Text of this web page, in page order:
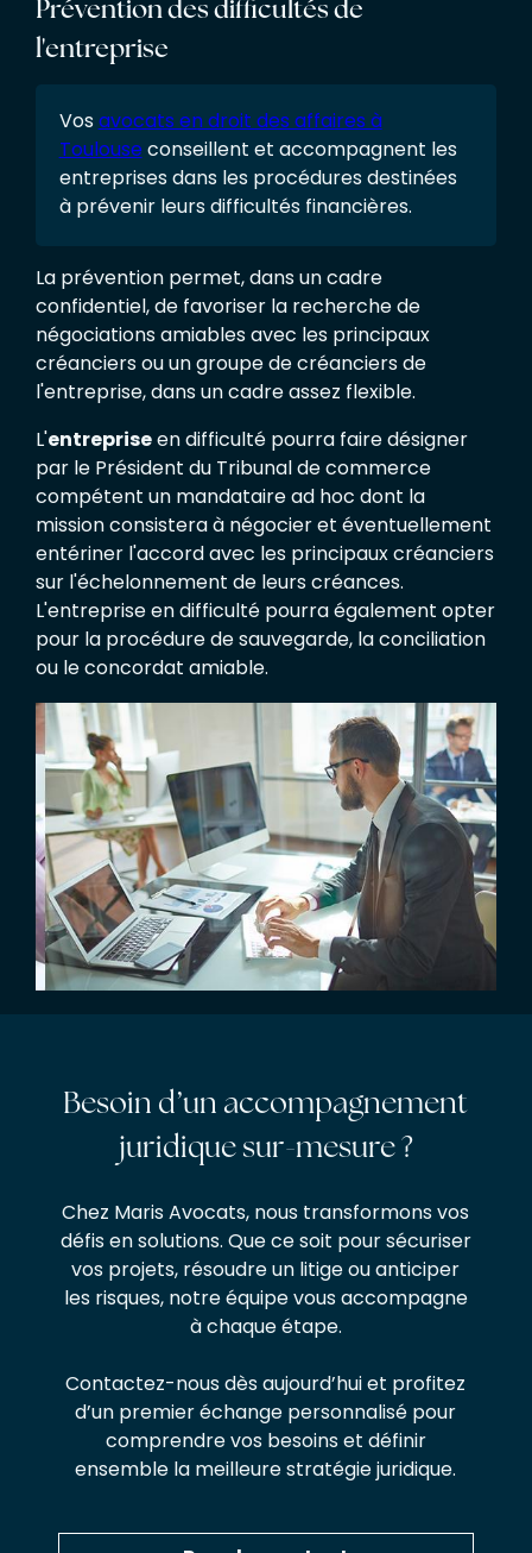
Prévention des difficultés de
l'entreprise
Vos avocats en droit des affaires à
Toulouse conseillent et accompagnent les
entreprises dans les procédures destinées
à prévenir leurs difficultés financières.
La prévention permet, dans un cadre
confidentiel, de favoriser la recherche de
négociations amiables avec les principaux
créanciers ou un groupe de créanciers de
l'entreprise, dans un cadre assez flexible.
L' entrepriseen difficulté pourra faire désigner
par le Président du Tribunal de commerce
compétent un mandataire ad hoc dont la
mission consistera à négocier et éventuellement
entériner l'accord avec les principaux créanciers
sur l'échelonnement de leurs créances.
L'entreprise en difficulté pourra également opter
pour la procédure de sauvegarde, la conciliation
ou le concordat amiable.
Besoin d’un accompagnement
juridique sur-mesure ?
Chez Maris Avocats, nous transformons vos
défis en solutions. Que ce soit pour sécuriser
vos projets, résoudre un litige ou anticiper
les risques, notre équipe vous accompagne
à chaque étape.
Contactez-nous dès aujourd’hui et profitez
d’un premier échange personnalisé pour
comprendre vos besoins et définir
ensemble la meilleure stratégie juridique.